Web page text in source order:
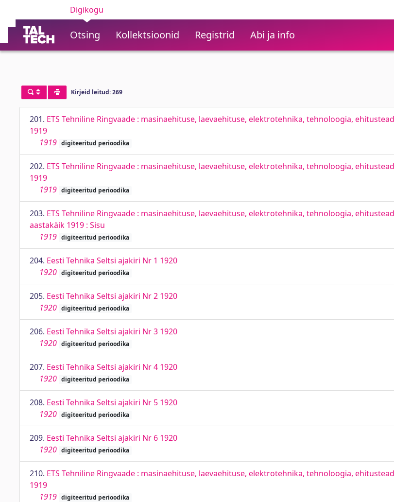
Digikogu
Otsing Kollektsioonid Registrid Abi ja info
Kirjeid leitud: 269
201. ETS Tehniline Ringvaade : masinaehituse, laevaehituse, elektrotehnika, tehnoloogia,
1919
1919 digiteeritud perioodika
202. ETS Tehniline Ringvaade : masinaehituse, laevaehituse, elektrotehnika, tehnoloogia,
1919
1919 digiteeritud perioodika
203. ETS Tehniline Ringvaade : masinaehituse, laevaehituse, elektrotehnika, tehnoloogia,
aastakäik 1919 : Sisu
1919 digiteeritud perioodika
204. Eesti Tehnika Seltsi ajakiri Nr 1 1920
1920 digiteeritud perioodika
205. Eesti Tehnika Seltsi ajakiri Nr 2 1920
1920 digiteeritud perioodika
206. Eesti Tehnika Seltsi ajakiri Nr 3 1920
1920 digiteeritud perioodika
207. Eesti Tehnika Seltsi ajakiri Nr 4 1920
1920 digiteeritud perioodika
208. Eesti Tehnika Seltsi ajakiri Nr 5 1920
1920 digiteeritud perioodika
209. Eesti Tehnika Seltsi ajakiri Nr 6 1920
1920 digiteeritud perioodika
210. ETS Tehniline Ringvaade : masinaehituse, laevaehituse, elektrotehnika, tehnoloogia,
1919
1919 digiteeritud perioodika